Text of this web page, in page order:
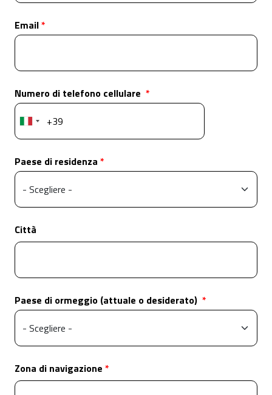
Email
Numero di telefono cellulare
Paese di residenza
Città
Paese di ormeggio (attuale o desiderato)
Zona di navigazione